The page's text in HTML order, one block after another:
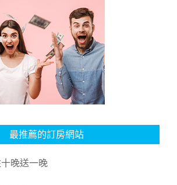
最推薦的訂房網站
晚送一晚